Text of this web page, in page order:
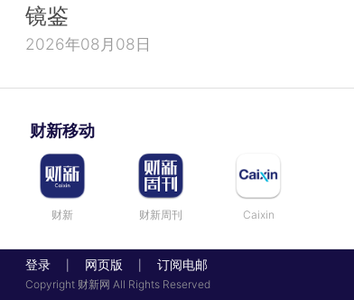
镜鉴
2026年08月08日
财新移动
财新 财新周刊 Caixin
登录 网页版 订阅电邮
Copyright 财新网 All Rights Reserved